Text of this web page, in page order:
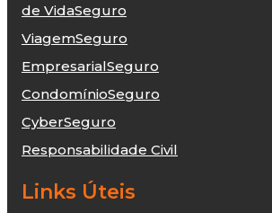
de VidaSeguro
ViagemSeguro
EmpresarialSeguro
CondomínioSeguro
CyberSeguro
Responsabilidade Civil
Links Úteis